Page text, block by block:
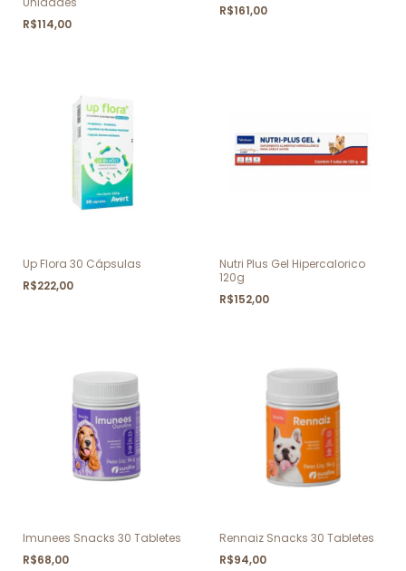
R$114,00
R$161,00
Up Flora 30 Cápsulas
R$222,00
Nutri Plus Gel Hipercalorico
120g
R$152,00
Imunees Snacks 30 Tabletes
R$68,00
Rennaiz Snacks 30 Tabletes
R$94,00